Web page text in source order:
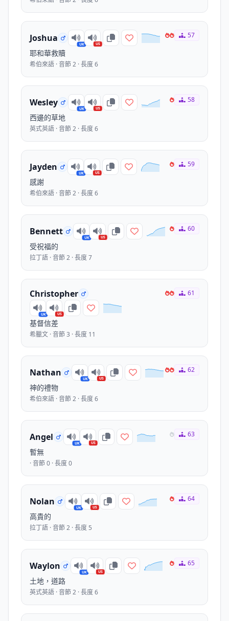
Joshua
UK US
耶和華救贖
希伯來語 · 音節 2 · 長度 6
57
Wesley
UK US
西邊的草地
英式英語 · 音節 2 · 長度 6
58
Jayden
UK US
感謝
希伯來語 · 音節 2 · 長度 6
59
Bennett
UK US
受祝福的
拉丁語 · 音節 2 · 長度 7
60
Christopher
UK US
基督信差
希臘文 · 音節 3 · 長度 11
61
Nathan
UK US
神的禮物
希伯來語 · 音節 2 · 長度 6
62
Angel
UK US
暫無
· 音節 0 · 長度 0
63
Nolan
UK US
高貴的
拉丁語 · 音節 2 · 長度 5
64
Waylon
UK US
土地，道路
英式英語 · 音節 2 · 長度 6
65